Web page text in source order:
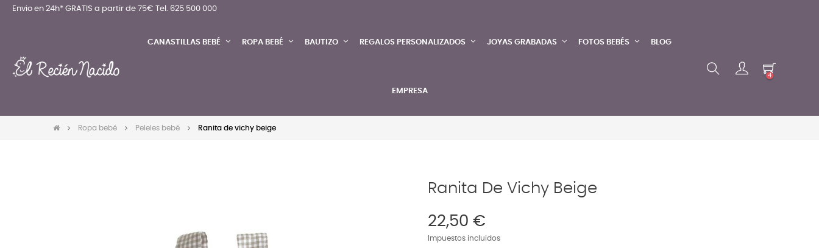
Envio en 24h* GRATIS a partir de 75€ Tel. 625 500 000
CANASTILLAS BEBÉ ROPA BEBÉ BAUTIZO REGALOS PERSONALIZADOS JOYAS GRABADAS FOTOS BEBÉS BLOG
EMPRESA
4
Ropa bebé Peleles bebé Ranita de vichy beige
Ranita De Vichy Beige
22,50 €
Impuestos incluidos